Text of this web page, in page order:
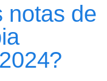
notas de